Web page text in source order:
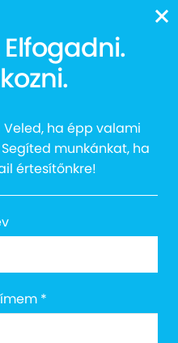
órák a
Veled, ha épp valami
munkánkat, ha
értesítőnkre!
*